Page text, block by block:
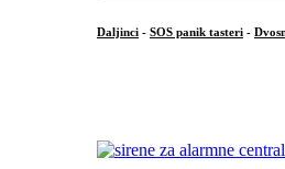
Daljinci - SOS panik tasteri -